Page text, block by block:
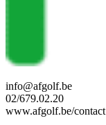
info@afgolf.be
02/679.02.20
www.afgolf.be/contact